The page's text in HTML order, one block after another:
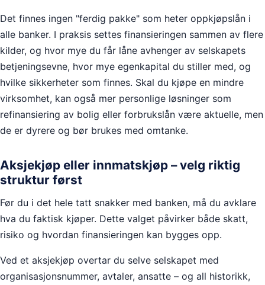
Det finnes ingen "ferdig pakke" som heter oppkjøpslån i
alle banker. I praksis settes finansieringen sammen av flere
kilder, og hvor mye du får låne avhenger av selskapets
betjeningsevne, hvor mye egenkapital du stiller med, og
hvilke sikkerheter som finnes. Skal du kjøpe en mindre
virksomhet, kan også mer personlige løsninger som
refinansiering av bolig eller forbrukslån være aktuelle, men
de er dyrere og bør brukes med omtanke.
Aksjekjøp eller innmatskjøp – velg riktig
struktur først
Før du i det hele tatt snakker med banken, må du avklare
hva du faktisk kjøper. Dette valget påvirker både skatt,
risiko og hvordan finansieringen kan bygges opp.
Ved et aksjekjøp overtar du selve selskapet med
organisasjonsnummer, avtaler, ansatte – og all historikk,